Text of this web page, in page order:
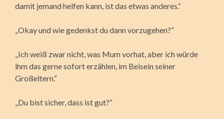
damit jemand helfen kann, ist das etwas anderes.“
„Okay und wie gedenkst du dann vorzugehen?“
„Ich weiß zwar nicht, was Mum vorhat, aber ich würde
ihm das gerne sofort erzählen, im Beisein seiner
Großeltern.“
„Du bist sicher, dass ist gut?“